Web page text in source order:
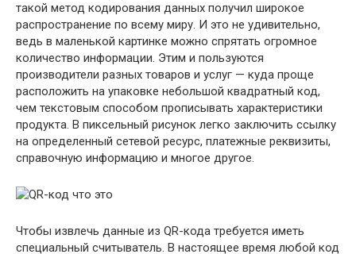
такой метод кодирования данных получил широкое
распространение по всему миру. И это не удивительно,
ведь в маленькой картинке можно спрятать огромное
количество информации. Этим и пользуются
производители разных товаров и услуг — куда проще
расположить на упаковке небольшой квадратный код,
чем текстовым способом прописывать характеристики
продукта. В пиксельный рисунок легко заключить ссылку
на определенный сетевой ресурс, платежные реквизиты,
справочную информацию и многое другое.
Чтобы извлечь данные из QR-кода требуется иметь
специальный считыватель. В настоящее время любой код